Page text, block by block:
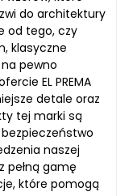
do architektury
od tego, czy
klasyczne
pewno
EL PREMA
detale oraz
tej marki są
naszej
pełną gamę
które pomogą